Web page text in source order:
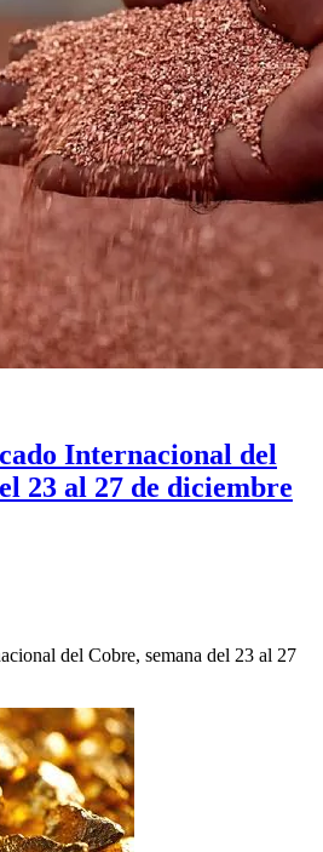
Internacional del
23 al 27 de diciembre
del Cobre, semana del 23 al 27